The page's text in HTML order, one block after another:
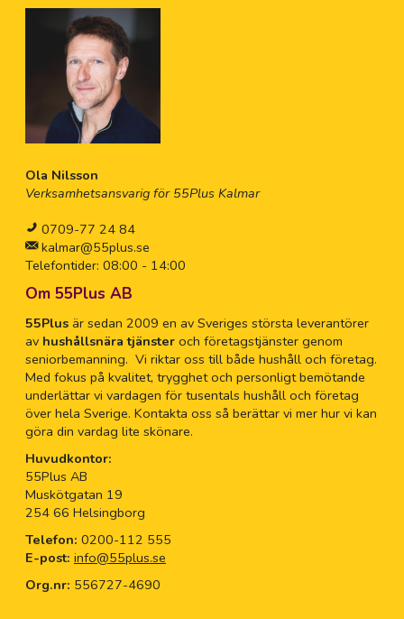
Ola Nilsson
Verksamhetsansvarig för 55Plus Kalmar
0709-77 24 84
kalmar@55plus.se
Telefontider: 08:00 - 14:00
Om 55Plus AB
55Plusär sedan 2009 en av Sveriges största leverantörer
av hushållsnära tjänsteroch företagstjänster genom
seniorbemanning. Vi riktar oss till både hushåll och företag.
Med fokus på kvalitet, trygghet och personligt bemötande
underlättar vi vardagen för tusentals hushåll och företag
över hela Sverige. Kontakta oss så berättar vi mer hur vi kan
göra din vardag lite skönare.
Huvudkontor:
55Plus AB
Muskötgatan 19
254 66 Helsingborg
Telefon: 0200-112 555
E-post: info@55plus.se
Org.nr: 556727-4690